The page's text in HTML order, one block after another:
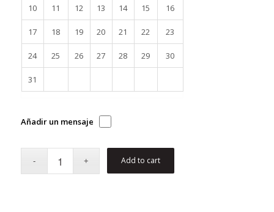
10 11 12 13 14 15 16
17 18 19 20 21 22 23
24 25 26 27 28 29 30
31
Añadir un mensaje
Add to cart